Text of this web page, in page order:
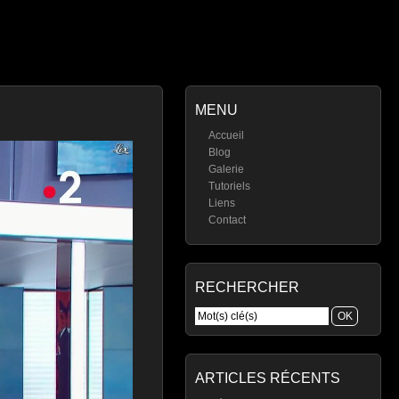
MENU
Accueil
Blog
Galerie
Tutoriels
Liens
Contact
RECHERCHER
ARTICLES RÉCENTS